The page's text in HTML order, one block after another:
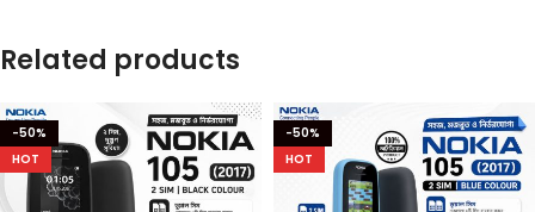
Related products
-50%
HOT
-50%
HOT